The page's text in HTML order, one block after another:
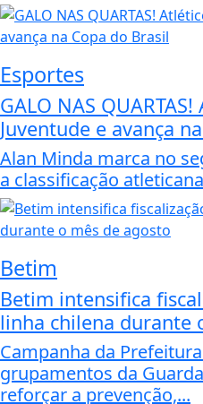
Esportes
GALO NAS
Juventude e avança
Alan Minda marca no
a classificação
Betim
Betim intensifica
linha chilena durante
Campanha da
grupamentos da
reforçar a prevenção,...